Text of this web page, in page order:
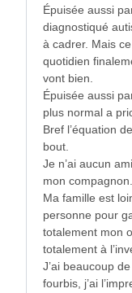
Épuisée aussi
diagnostiqué
à cadrer. Mais
quotidien
vont bien.
Épuisée aussi
plus normal a
Bref l’équation
bout.
Je n’ai aucun
mon compagnon.
Ma famille est
personne pour
totalement mon
totalement à
J’ai beaucoup
fourbis, j’ai